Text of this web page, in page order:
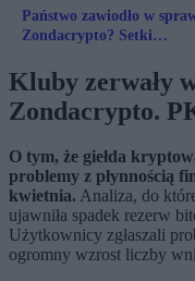
Państwo zawiodło w
Zondacrypto? Setki
fortunę
Kluby zerwały
Zondacrypto.
O tym, że giełda
problemy z płynnością
kwietnia. Analiza, do
ujawniła spadek rezerw
Użytkownicy zgłaszali
ogromny wzrost liczby